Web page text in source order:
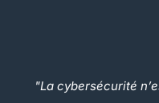
"La cybersécurité